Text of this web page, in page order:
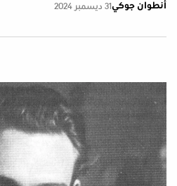
أنطوان جوكي31 ديسمبر 2024